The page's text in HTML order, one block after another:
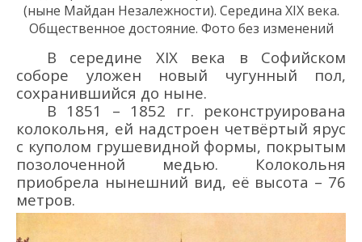
(ныне Майдан Незалежности). Середина XIX века.
Общественное достояние. Фото без изменений
В середине XIX века в Софийском
соборе уложен новый чугунный пол,
сохранившийся до ныне.
В 1851 – 1852 гг. реконструирована
колокольня, ей надстроен четвёртый ярус
с куполом грушевидной формы, покрытым
позолоченной медью. Колокольня
приобрела нынешний вид, её высота – 76
метров.